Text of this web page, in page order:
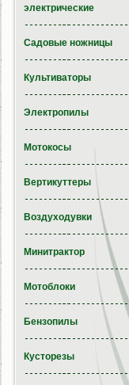
электрические
Садовые ножницы
Культиваторы
Электропилы
Мотокосы
Вертикуттеры
Воздуходувки
Минитрактор
Мотоблоки
Бензопилы
Кусторезы